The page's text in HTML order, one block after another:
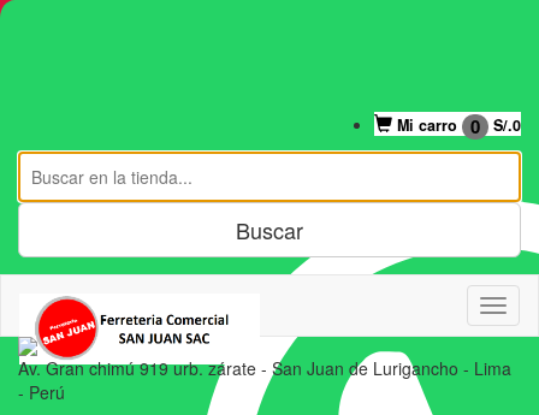
Mi carro 0 S/.0
Av. Gran chimú 919 urb. zárate - San Juan de Lurigancho - Lima
- Perú